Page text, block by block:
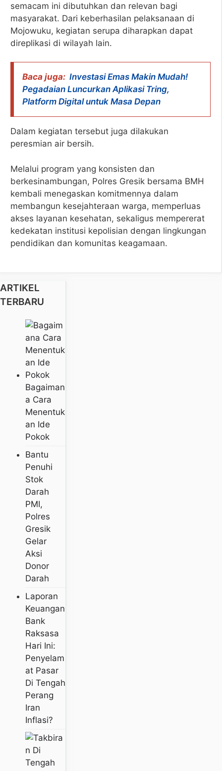
semacam ini dibutuhkan dan relevan bagi
masyarakat. Dari keberhasilan pelaksanaan di
Mojowuku, kegiatan serupa diharapkan dapat
direplikasi di wilayah lain.
Baca juga: Investasi Emas Makin Mudah!
Pegadaian Luncurkan Aplikasi Tring,
Platform Digital untuk Masa Depan
Dalam kegiatan tersebut juga dilakukan
peresmian air bersih.
Melalui program yang konsisten dan
berkesinambungan, Polres Gresik bersama BMH
kembali menegaskan komitmennya dalam
membangun kesejahteraan warga, memperluas
akses layanan kesehatan, sekaligus mempererat
kedekatan institusi kepolisian dengan lingkungan
pendidikan dan komunitas keagamaan.
ARTIKEL
TERBARU
Bagaiman
A Cara
Menentuk
An Ide
Pokok
Bantu
Penuhi
Stok
Darah
PMI,
Polres
Gresik
Gelar
Aksi
Donor
Darah
Laporan
Keuangan
Bank
Raksasa
Hari Ini:
Penyelam
At Pasar
Di Tengah
Perang
Iran
Inflasi?